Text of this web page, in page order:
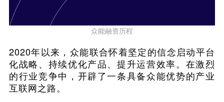
众能融资历程
2020年以来，众能联合怀着坚定的信念启动平台
化战略、持续优化产品、提升运营效率。在激烈
的行业竞争中，开辟了一条具备众能优势的产业
互联网之路。